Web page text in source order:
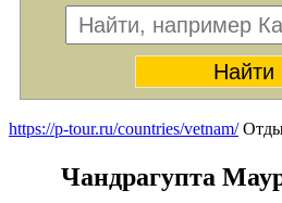
https://p-tour.ru/countries/vetnam/
Чандрагупта